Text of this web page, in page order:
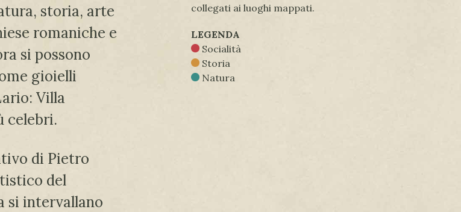
storia, arte
romaniche e
si possono
gioielli
Villa
celebri.
di Pietro
del
si intervallano
collegati ai luoghi mappati.
LEGENDA
Socialità
Storia
Natura